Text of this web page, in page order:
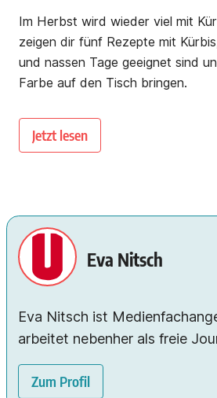
Im Herbst wird wieder viel mit
zeigen dir fünf Rezepte mit
und nassen Tage geeignet sind
Farbe auf den Tisch bringen.
Jetzt lesen
Eva Nitsch
Eva Nitsch ist
arbeitet nebenher als freie
Zum Profil